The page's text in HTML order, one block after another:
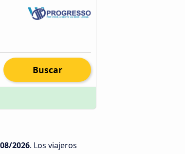
Buscar
2026. Los viajeros